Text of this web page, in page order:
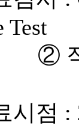
Test
진
점 :